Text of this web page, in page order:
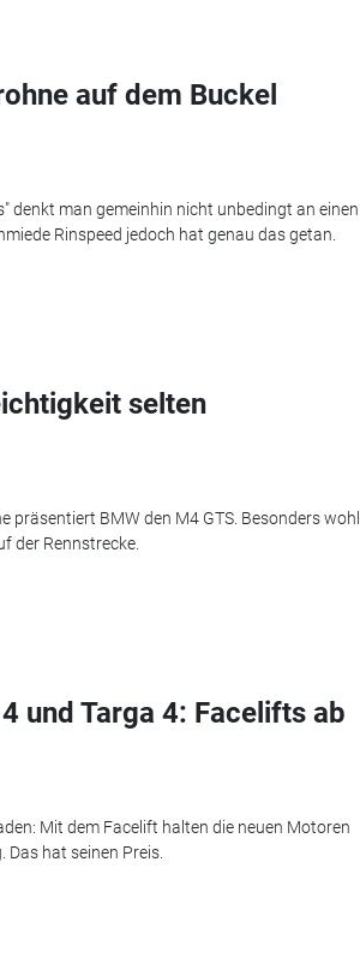
auf dem Buckel
denkt man gemeinhin nicht unbedingt an einen
Rinspeed jedoch hat genau das getan.
selten
präsentiert BMW den M4 GTS. Besonders wohl
der Rennstrecke.
und Targa 4: Facelifts ab
Mit dem Facelift halten die neuen Motoren
hat seinen Preis.